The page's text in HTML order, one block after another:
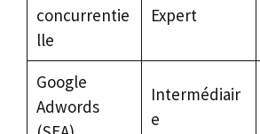
concurrentie
lle
Expert
Google
Adwords
Intermédiair
e